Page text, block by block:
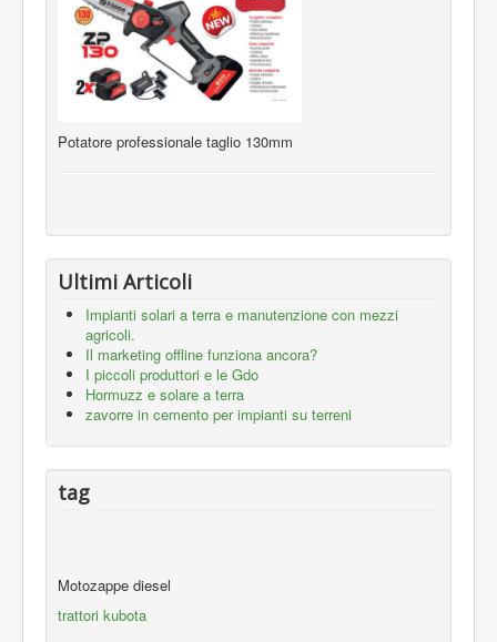
Potatore professionale taglio 130mm
Ultimi Articoli
Impianti solari a terra e manutenzione con mezzi
agricoli.
Il marketing offline funziona ancora?
I piccoli produttori e le Gdo
Hormuzz e solare a terra
zavorre in cemento per impianti su terreni
tag
Motozappe diesel
trattori kubota